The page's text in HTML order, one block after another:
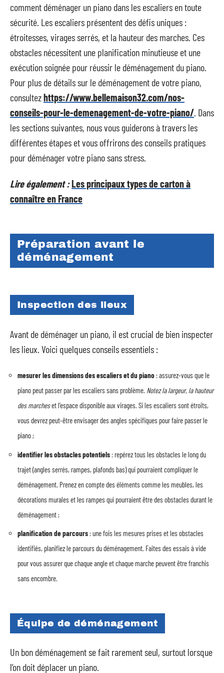
comment déménager un piano dans les escaliers en toute
sécurité. Les escaliers présentent des défis uniques :
étroitesses, virages serrés, et la hauteur des marches. Ces
obstacles nécessitent une planification minutieuse et une
exécution soignée pour réussir le déménagement du piano.
Pour plus de détails sur le déménagement de votre piano,
consultezhttps://www.bellemaison32.com/nos-
conseils-pour-le-demenagement-de-votre-piano/ . Dans
les sections suivantes, nous vous guiderons à travers les
différentes étapes et vous offrirons des conseils pratiques
pour déménager votre piano sans stress.
Lire également :Les principaux types de carton à
connaître en France
Préparation avant le
déménagement
Inspection des lieux
Avant de déménager un piano, il est crucial de bien inspecter
les lieux. Voici quelques conseils essentiels :
mesurer les dimensions des escaliers et du piano : assurez-vous que le
piano peut passer par les escaliers sans problème. Notez la largeur, la hauteur
des marcheset l’espace disponible aux virages. Si les escaliers sont étroits,
vous devrez peut-être envisager des angles spécifiques pour faire passer le
piano ;
identifier les obstacles potentiels : repérez tous les obstacles le long du
trajet (angles serrés, rampes, plafonds bas) qui pourraient compliquer le
déménagement. Prenez en compte des éléments comme les meubles, les
décorations murales et les rampes qui pourraient être des obstacles durant le
déménagement ;
planification de parcours : une fois les mesures prises et les obstacles
identifiés, planifiez le parcours du déménagement. Faites des essais à vide
pour vous assurer que chaque angle et chaque marche peuvent être franchis
sans encombre.
Équipe de déménagement
Un bon déménagement se fait rarement seul, surtout lorsque
l’on doit déplacer un piano.